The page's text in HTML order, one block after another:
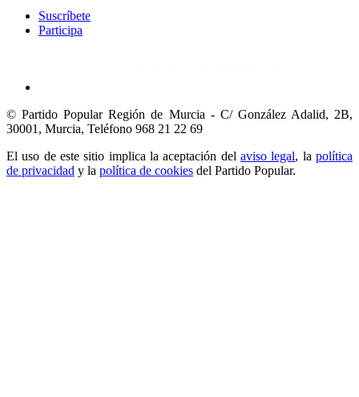
Suscríbete
Participa
© Partido Popular Región de Murcia - C/ González Adalid, 2B,
30001, Murcia, Teléfono 968 21 22 69
El uso de este sitio implica la aceptación del aviso legal, lapolítica
de privacidad y la política de cookies del Partido Popular.